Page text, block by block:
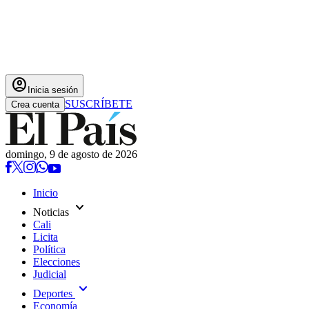
account_circle Inicia sesión
Crea cuenta SUSCRÍBETE
domingo, 9 de agosto de 2026
Inicio
Noticias expand_more
Cali
Licita
Política
Elecciones
Judicial
Deportes expand_more
Economía